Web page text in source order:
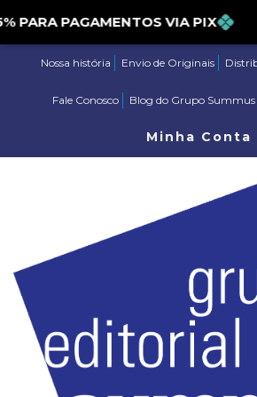
PAGAMENTOS VIA PIX
Nossa história Envio de Originais
Fale Conosco Blog do Grupo Summus
Minha Conta